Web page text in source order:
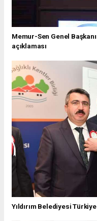
Memur-Sen Genel
açıklaması
Yıldırım Belediyesi